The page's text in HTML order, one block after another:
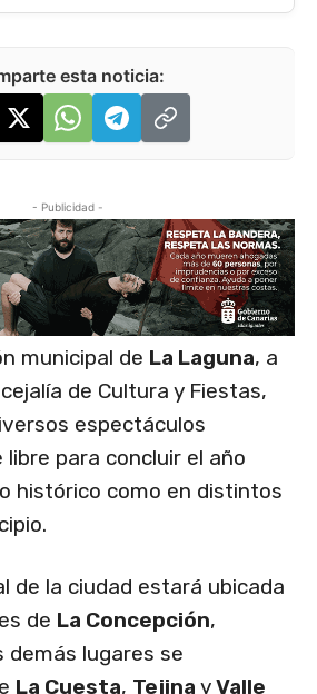
esta noticia:
- Publicidad -
municipal de La Laguna, a
de Cultura y Fiestas,
espectáculos
libre para concluir el año
histórico como en distintos
de la ciudad estará ubicada
de La Concepción,
demás lugares se
La Cuesta, Tejina yValle